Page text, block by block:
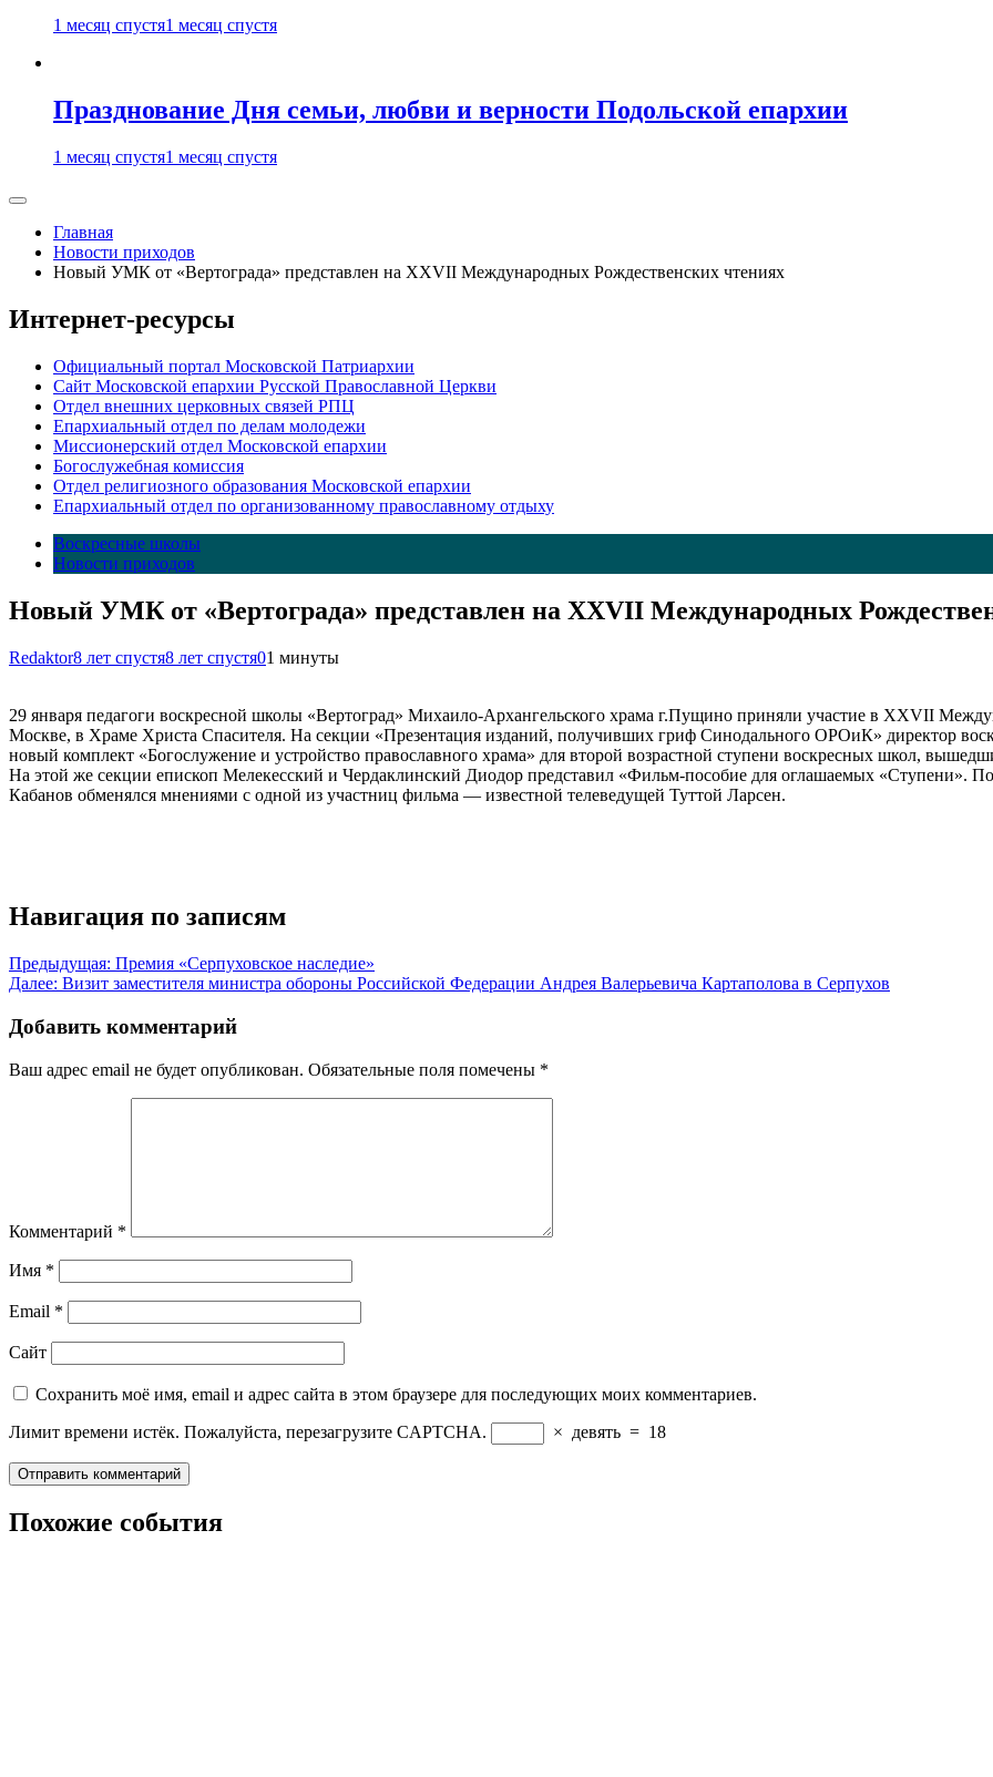
1 месяц спустя1 месяц спустя
Празднование Дня семьи, любви и верности Подольской епархии
1 месяц спустя1 месяц спустя
Главная
Новости приходов
Новый УМК от «Вертограда» представлен на XXVII Международных Рождественских чтениях
Интернет-ресурсы
Официальный портал Московской Патриархии
Сайт Московской епархии Русской Православной Церкви
Отдел внешних церковных связей РПЦ
Епархиальный отдел по делам молодежи
Миссионерский отдел Московской епархии
Богослужебная комиссия
Отдел религиозного образования Московской епархии
Епархиальный отдел по организованному православному отдыху
Воскресные школы
Новости приходов
Новый УМК от «Вертограда» представлен на XXVII Международных
Redaktor8 лет спустя8 лет спустя01 минуты
29 января педагоги воскресной школы «Вертоград» Михаило-Архангельского храма г.Пущино приняли участие в XXVII
Москве, в Храме Христа Спасителя. На секции «Презентация изданий, получивших гриф Синодального ОРОиК» директор
новый комплект «Богослужение и устройство православного храма» для второй возрастной ступени воскресных школ,
На этой же секции епископ Мелекесский и Чердаклинский Диодор представил «Фильм-пособие для оглашаемых «Ступени».
Кабанов обменялся мнениями с одной из участниц фильма — известной телеведущей Туттой Ларсен.
Навигация по записям
Предыдущая: Премия «Серпуховское наследие»
Далее: Визит заместителя министра обороны Российской Федерации Андрея Валерьевича Картаполова в Серпухов
Добавить комментарий
Ваш адрес email не будет опубликован. Обязательные поля помечены *
Комментарий *
Имя *
Email *
Сайт
Сохранить моё имя, email и адрес сайта в этом браузере для последующих моих комментариев.
Лимит времени истёк. Пожалуйста, перезагрузите CAPTCHA.
× девять = 18
Похожие события